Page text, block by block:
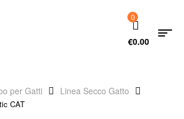
0
€0.00
per Gatti Linea Secco Gatto
CAT